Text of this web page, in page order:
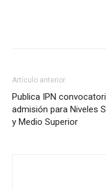
Artículo anterior
Publica IPN
admisión para Niveles
y Medio Superior